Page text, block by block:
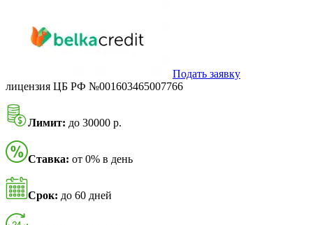
Подать заявку
лицензия ЦБ РФ №001603465007766
Лимит: до 30000 р.
Ставка: от 0% в день
Срок: до 60 дней